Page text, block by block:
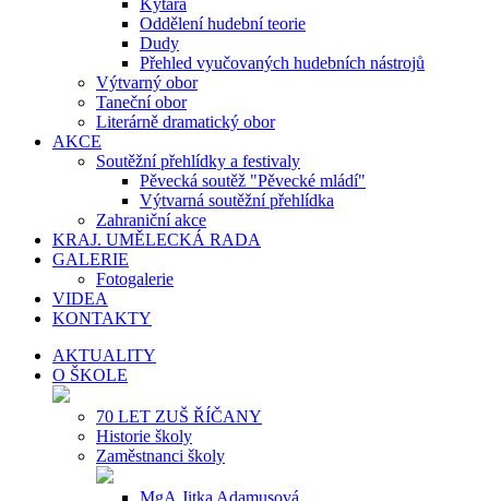
Kytara
Oddělení hudební teorie
Dudy
Přehled vyučovaných hudebních nástrojů
Výtvarný obor
Taneční obor
Literárně dramatický obor
AKCE
Soutěžní přehlídky a festivaly
Pěvecká soutěž "Pěvecké mládí"
Výtvarná soutěžní přehlídka
Zahraniční akce
KRAJ. UMĚLECKÁ RADA
GALERIE
Fotogalerie
VIDEA
KONTAKTY
AKTUALITY
O ŠKOLE
70 LET ZUŠ ŘÍČANY
Historie školy
Zaměstnanci školy
MgA.Jitka Adamusová